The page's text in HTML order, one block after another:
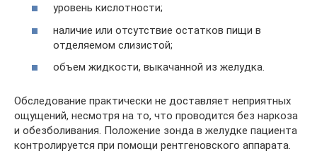
уровень кислотности;
наличие или отсутствие остатков пищи в
отделяемом слизистой;
объем жидкости, выкачанной из желудка.
Обследование практически не доставляет неприятных
ощущений, несмотря на то, что проводится без наркоза
и обезболивания. Положение зонда в желудке пациента
контролируется при помощи рентгеновского аппарата.